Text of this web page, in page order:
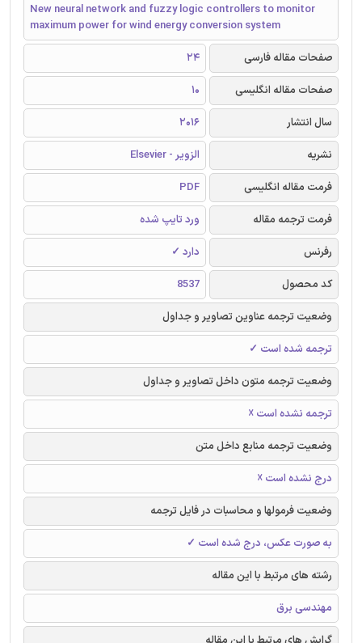
New neural network and fuzzy logic controllers to monitor
maximum power for wind energy conversion system
صفحات مقاله فارسی
24
صفحات مقاله انگلیسی
10
سال انتشار
2016
نشریه
الزویر - Elsevier
فرمت مقاله انگلیسی
PDF
فرمت ترجمه مقاله
ورد تایپ شده
رفرنس
دارد ✓
کد محصول
8537
وضعیت ترجمه عناوین تصاویر و جداول
ترجمه شده است ✓
وضعیت ترجمه متون داخل تصاویر و جداول
ترجمه نشده است ☓
وضعیت ترجمه منابع داخل متن
درج نشده است ☓
وضعیت فرمولها و محاسبات در فایل ترجمه
به صورت عکس، درج شده است ✓
رشته های مرتبط با این مقاله
مهندسی برق